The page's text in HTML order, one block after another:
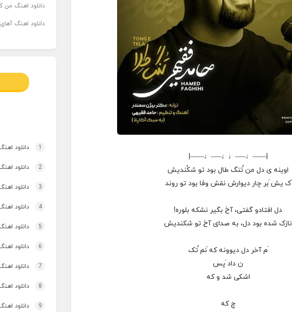
|——♩—–♩♩—–♩——|
اوينه ی دل من ُتنگ طال بود تو شکُنديش
َک يش َبر چار ديوارش نقش وفا بود تو روند
دل افتادو گفتی، آخ بگير نشکه بلوره!
نازک شده بود دل، به صدای آخ تو شکنديش
َم آخر دل ديوونه که َنم ُتک
ن داد َپس
اشکی شد و که
چ که
دانلود اهنگ من
دانلود اهنگ
1 دانلود
2 دانلود
3 دانلود اهنگ تاپ و
4 دانلود
5 دانلود اهنگ برنو
6 دانلود
7 دانلود
8 دانلود
9 دانلود